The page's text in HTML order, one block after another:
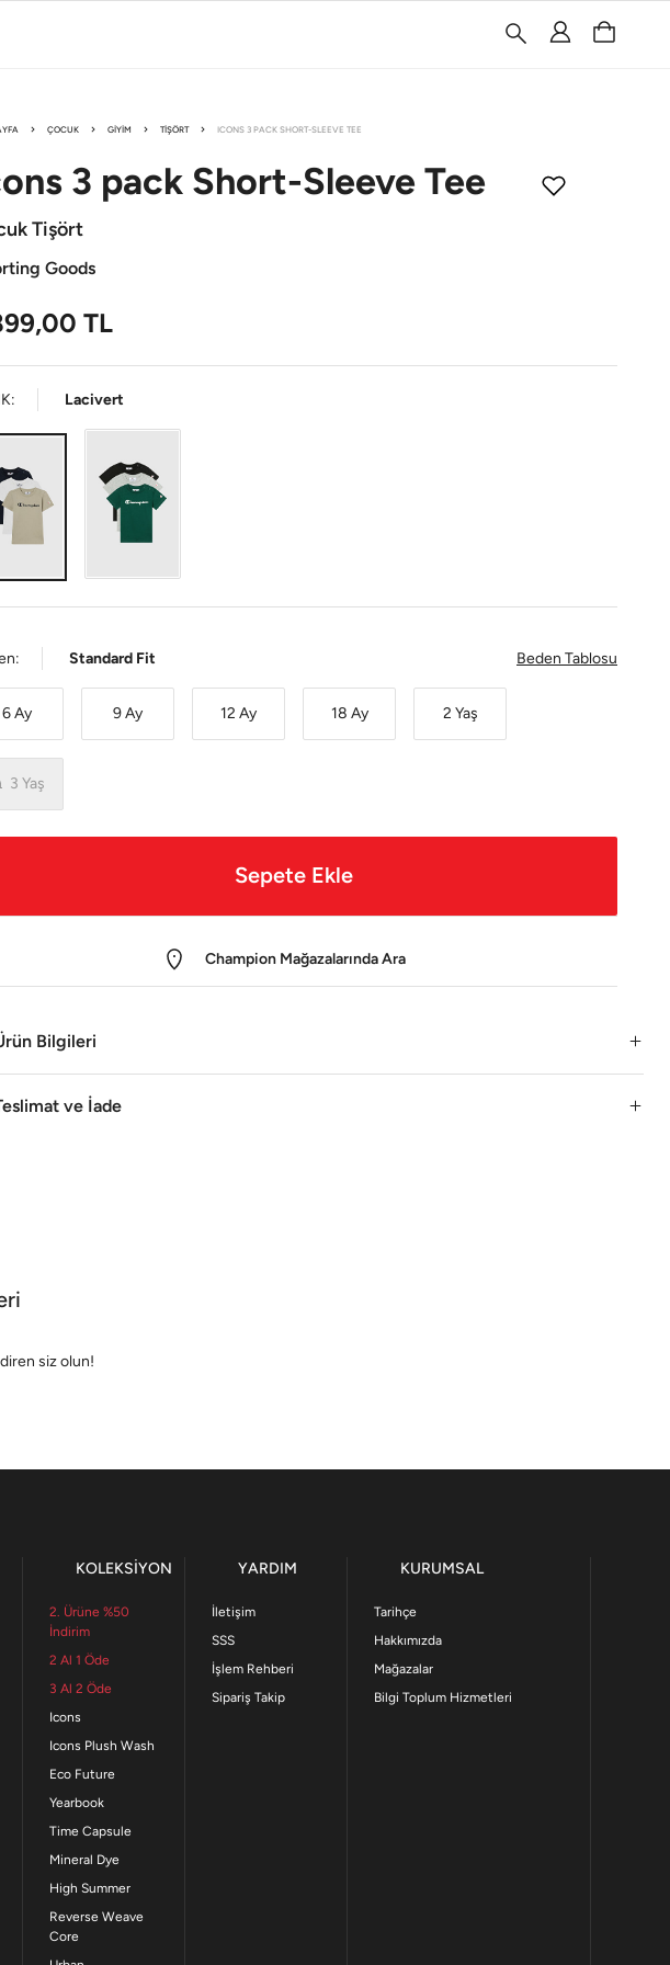
ÇOCUK GIYIM TIŞÖRT ICONS 3 PACK SHORT-SLEEVE TEE
3 pack Short-Sleeve Tee
Tişört
Goods
TL
Lacivert
Standard Fit Beden Tablosu
6 Ay 9 Ay 12 Ay 18 Ay 2 Yaş
3 Yaş
Sepete Ekle
Champion Mağazalarında Ara
Bilgileri
ve İade
siz olun!
KOLEKSİYON
2. Ürüne %50
İndirim
2 Al 1 Öde
3 Al 2 Öde
Icons
Icons Plush Wash
Eco Future
Yearbook
Time Capsule
Mineral Dye
High Summer
Reverse Weave
Core
YARDIM
İletişim
SSS
İşlem Rehberi
Sipariş Takip
KURUMSAL
Tarihçe
Hakkımızda
Mağazalar
Bilgi Toplum Hizmetleri